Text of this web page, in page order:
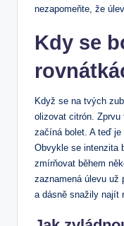
nezapomeňte, že
Kdy se
Když se na tvých
olizovat citrón.
začíná bolet. A teď je
Obvykle se intenzita
zmírňovat během
zaznamená úlevu už
a dásně snažily najít